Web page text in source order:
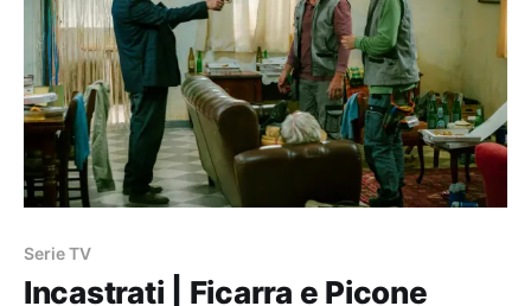
Serie TV
Incastrati | Ficarra e Picone